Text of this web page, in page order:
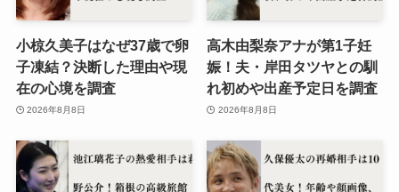
小椋久美子はなぜ37歳で卵
子凍結？決断した理由や現
在の心境を調査
2026年8月8日
高木由梨奈アナが第1子妊
娠！夫・岸田タツヤとの馴
れ初めや出産予定日を調査
2026年8月8日